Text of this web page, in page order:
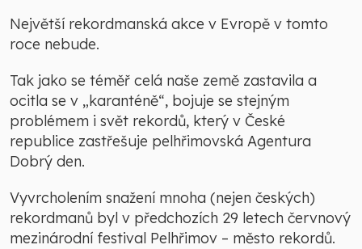
Největší rekordmanská akce v Evropě v tomto
roce nebude.
Tak jako se téměř celá naše země zastavila a
ocitla se v „karanténě“, bojuje se stejným
problémem i svět rekordů, který v České
republice zastřešuje pelhřimovská Agentura
Dobrý den.
Vyvrcholením snažení mnoha (nejen českých)
rekordmanů byl v předchozích 29 letech červnový
mezinárodní festival Pelhřimov – město rekordů.